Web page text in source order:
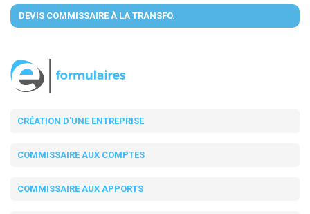
DEVIS COMMISSAIRE À LA TRANSFO.
CRÉATION D'UNE ENTREPRISE
COMMISSAIRE AUX COMPTES
COMMISSAIRE AUX APPORTS